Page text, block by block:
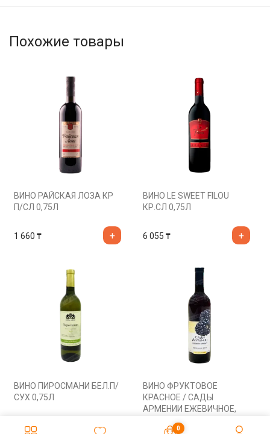
Похожие товары
ВИНО РАЙСКАЯ ЛОЗА КР
П/СЛ 0,75Л
1 660 ₸
ВИНО LE SWEET FILOU
КР.СЛ 0,75Л
6 055 ₸
ВИНО ПИРОСМАНИ БЕЛ.П/
СУХ 0,75Л
3 130
ВИНО ФРУКТОВОЕ
КРАСНОЕ / САДЫ
АРМЕНИИ ЕЖЕВИЧНОЕ,
₸ 0